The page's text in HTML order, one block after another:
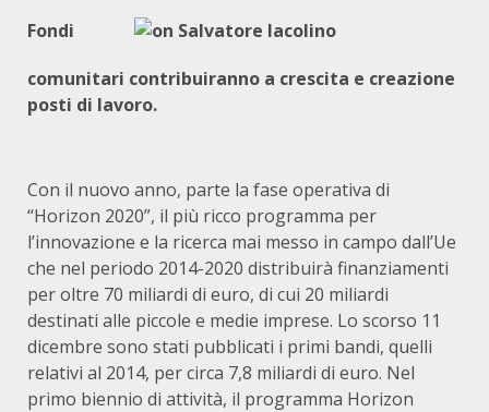
Fondi
comunitari contribuiranno a crescita e creazione
posti di lavoro.
Con il nuovo anno, parte la fase operativa di
“Horizon 2020”, il più ricco programma per
l’innovazione e la ricerca mai messo in campo dall’Ue
che nel periodo 2014-2020 distribuirà finanziamenti
per oltre 70 miliardi di euro, di cui 20 miliardi
destinati alle piccole e medie imprese. Lo scorso 11
dicembre sono stati pubblicati i primi bandi, quelli
relativi al 2014, per circa 7,8 miliardi di euro. Nel
primo biennio di attività, il programma Horizon